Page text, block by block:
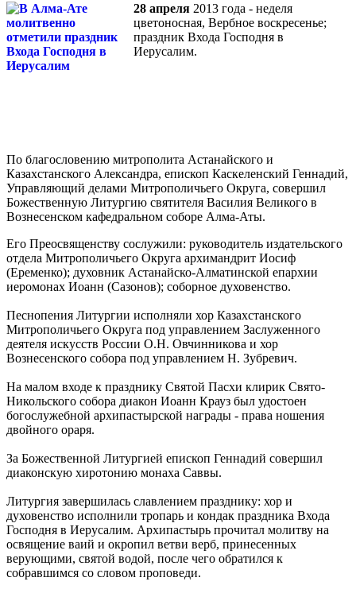
28 апреля 2013 года - неделя
цветоносная, Вербное воскресенье;
праздник Входа Господня в
Иерусалим.
По благословению митрополита Астанайского и
Казахстанского Александра, епископ Каскеленский Геннадий,
Управляющий делами Митрополичьего Округа, совершил
Божественную Литургию святителя Василия Великого в
Вознесенском кафедральном соборе Алма-Аты.
Его Преосвященству сослужили: руководитель издательского
отдела Митрополичьего Округа архимандрит Иосиф
(Еременко); духовник Астанайско-Алматинской епархии
иеромонах Иоанн (Сазонов); соборное духовенство.
Песнопения Литургии исполняли хор Казахстанского
Митрополичьего Округа под управлением Заслуженного
деятеля искусств России О.Н. Овчинникова и хор
Вознесенского собора под управлением Н. Зубревич.
На малом входе к празднику Святой Пасхи клирик Свято-
Никольского собора диакон Иоанн Крауз был удостоен
богослужебной архипастырской награды - права ношения
двойного ораря.
За Божественной Литургией епископ Геннадий совершил
диаконскую хиротонию монаха Саввы.
Литургия завершилась славлением празднику: хор и
духовенство исполнили тропарь и кондак праздника Входа
Господня в Иерусалим. Архипастырь прочитал молитву на
освящение ваий и окропил ветви верб, принесенных
верующими, святой водой, после чего обратился к
собравшимся со словом проповеди.